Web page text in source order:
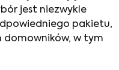
jest niezwykle
pakietu,
domowników, w tym